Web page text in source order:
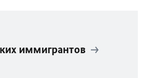
иммигрантов